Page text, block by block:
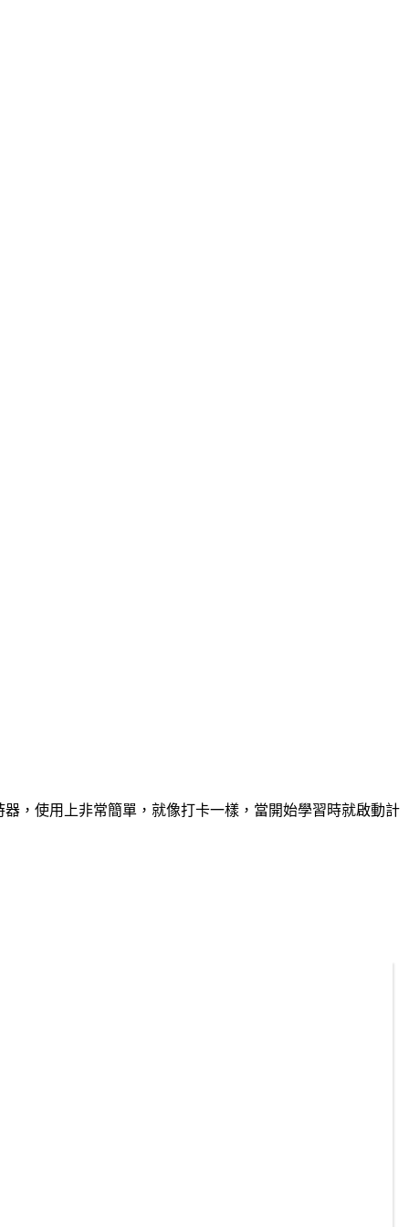
，使用上非常簡單，就像打卡一樣，當開始學習時就啟動計